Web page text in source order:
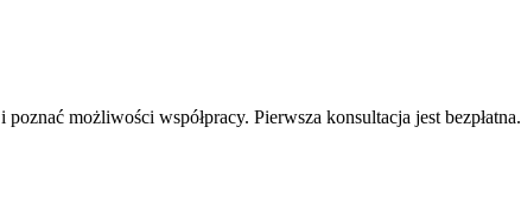
możliwości współpracy. Pierwsza konsultacja jest bezpłatna.